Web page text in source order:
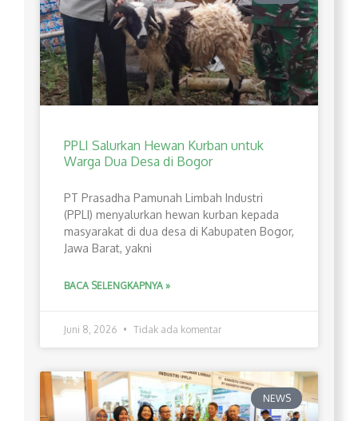
PPLI Salurkan Hewan Kurban untuk
Warga Dua Desa di Bogor
PT Prasadha Pamunah Limbah Industri
(PPLI) menyalurkan hewan kurban kepada
masyarakat di dua desa di Kabupaten Bogor,
Jawa Barat, yakni
BACA SELENGKAPNYA »
Juni 8, 2026 Tidak ada komentar
NEWS